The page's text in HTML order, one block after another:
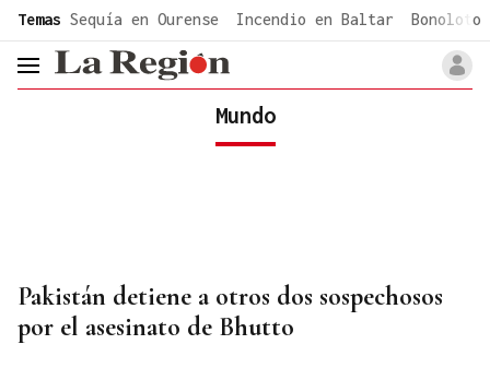
common.go-to-content
Temas Sequía en Ourense Incendio en Baltar Bonoloto
header.menu.open
Mundo
Pakistán detiene a otros dos sospechosos
por el asesinato de Bhutto